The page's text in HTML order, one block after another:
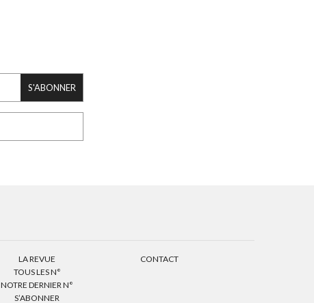
S'ABONNER
LA REVUE
TOUS LES N°
NOTRE DERNIER N°
S’ABONNER
CONTACT